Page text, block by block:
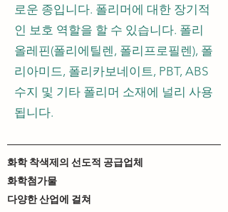
로운 종입니다. 폴리머에 대한 장기적
인 보호 역할을 할 수 있습니다. 폴리
올레핀(폴리에틸렌, 폴리프로필렌), 폴
리아미드, 폴리카보네이트, PBT, ABS
수지 및 기타 폴리머 소재에 널리 사용
됩니다.
화학 착색제의 선도적 공급업체
화학첨가물
다양한 산업에 걸쳐